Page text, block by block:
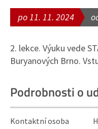
po 11. 11. 2024
2. lekce. Výuku vede
Buryanových Brno.
Podrobnosti o
Kontaktní osoba